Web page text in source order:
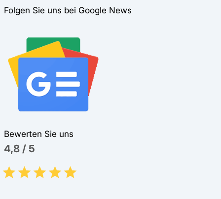
Folgen Sie uns bei Google News
Bewerten Sie uns
4,8 / 5